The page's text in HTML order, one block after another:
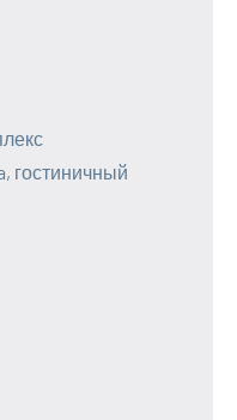
гостиничный